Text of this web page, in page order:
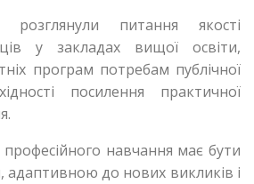
питання якості
у закладах вищої освіти,
програм потребам публічної
посилення практичної
професійного навчання має бути
адаптивною до нових викликів і